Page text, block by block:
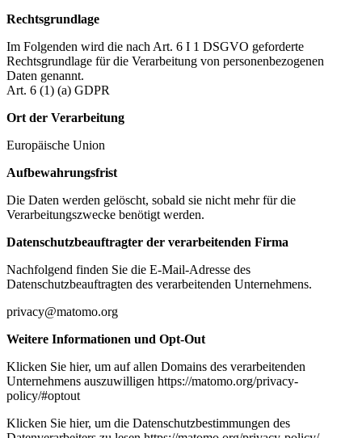
Rechtsgrundlage
Im Folgenden wird die nach Art. 6 I 1 DSGVO geforderte
Rechtsgrundlage für die Verarbeitung von personenbezogenen
Daten genannt.
Art. 6 (1) (a) GDPR
Ort der Verarbeitung
Europäische Union
Aufbewahrungsfrist
Die Daten werden gelöscht, sobald sie nicht mehr für die
Verarbeitungszwecke benötigt werden.
Datenschutzbeauftragter der verarbeitenden Firma
Nachfolgend finden Sie die E-Mail-Adresse des
Datenschutzbeauftragten des verarbeitenden Unternehmens.
privacy@matomo.org
Weitere Informationen und Opt-Out
Klicken Sie hier, um auf allen Domains des verarbeitenden
Unternehmens auszuwilligen https://matomo.org/privacy-
policy/#optout
Klicken Sie hier, um die Datenschutzbestimmungen des